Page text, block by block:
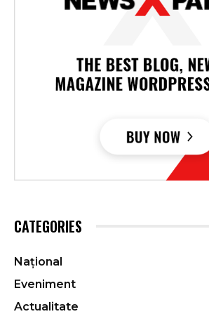
CATEGORIES
Național
Eveniment
Actualitate